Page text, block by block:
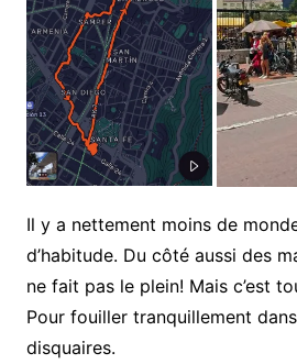
Il y a nettement moins de
d’habitude. Du côté aussi des
ne fait pas le plein! Mais c’est
Pour fouiller tranquillement
disquaires.